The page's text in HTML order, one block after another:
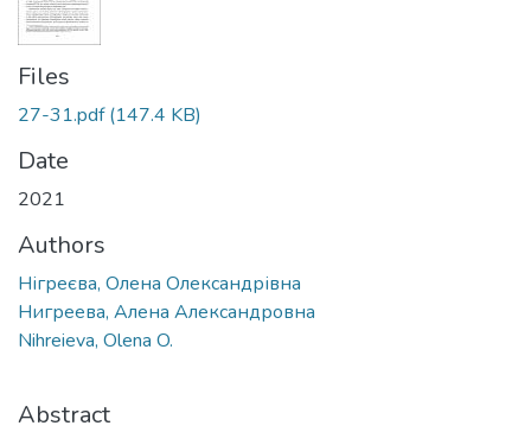
Files
27-31.pdf(147.4 KB)
Date
2021
Authors
Нігреєва, Олена Олександрівна
Нигреева, Алена Александровна
Nihreieva, Olena O.
Abstract